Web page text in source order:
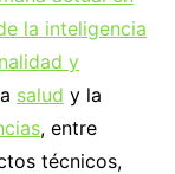
la inteligencia
y
salud y la
, entre
técnicos,